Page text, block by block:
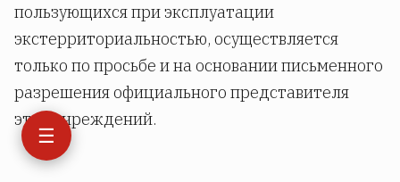
☰
пользующихся при эксплуатации
экстерриториальностью, осуществляется
только по просьбе и на основании письменного
разрешения официального представителя
этих учреждений.